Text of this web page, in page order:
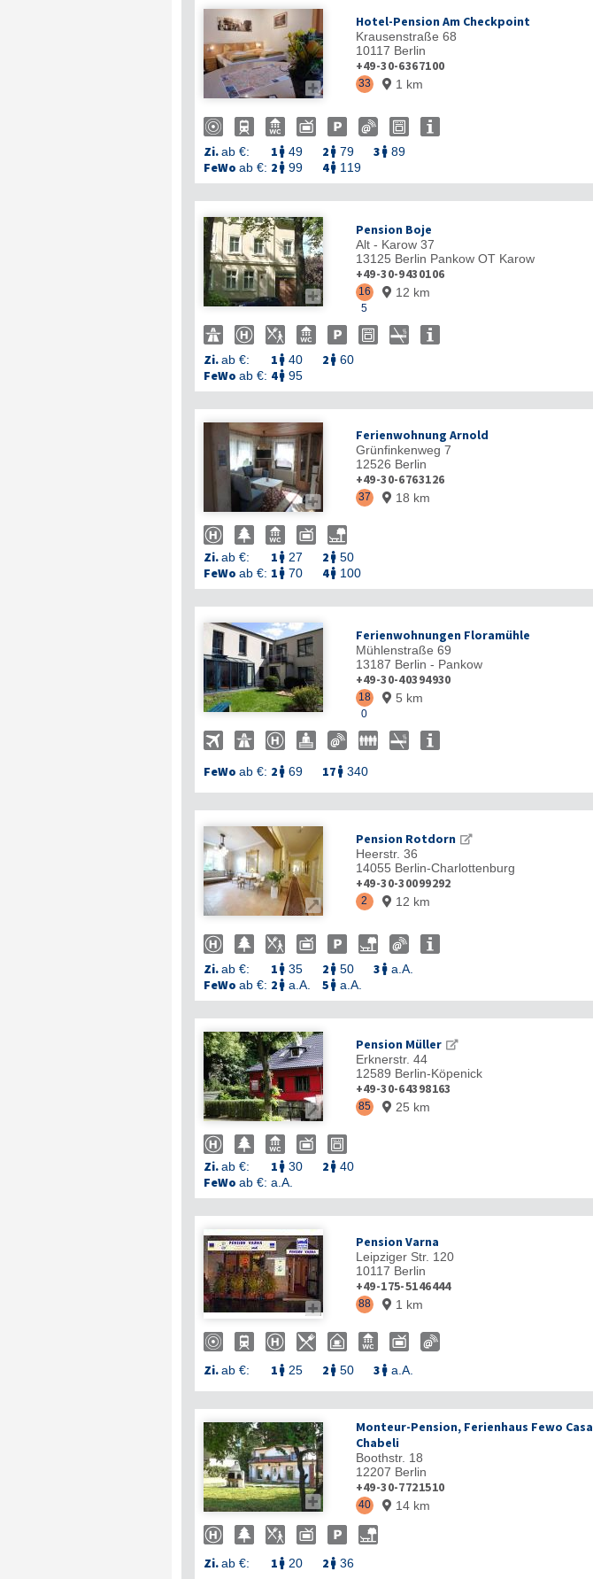

Hotel-Pension Am Checkpoint
Krausenstraße 68
10117 Berlin
+49-30-6367100
33  1 km
Zi.ab €: 1  49 2  79 3  89
FeWo ab €: 2  99 4 119

Pension Boje
Alt - Karow 37
13125 Berlin Pankow OT Karow
+49-30-9430106
16
5
 12 km
Zi.ab €: 1  40 2  60
FeWo ab €: 4 95

Ferienwohnung Arnold
Grünfinkenweg 7
12526 Berlin
+49-30-6763126
37  18 km
Zi.ab €: 1  27 2  50
FeWo ab €: 1  70 4 100
Ferienwohnungen Floramühle
Mühlenstraße 69
13187 Berlin - Pankow
+49-30-40394930
18
0
 5 km
FeWo ab €: 2  69 17  340

Pension Rotdorn
Heerstr. 36
14055 Berlin-Charlottenburg
+49-30-30099292
2  12 km
Zi.ab €: 1  35 2  50 3  a.A.
FeWo ab €: 2  a.A. 5  a.A.

Pension Müller
Erknerstr. 44
12589 Berlin-Köpenick
+49-30-64398163
85  25 km
Zi.ab €: 1  30 2  40
FeWo ab €: a.A.

Pension Varna
Leipziger Str. 120
10117 Berlin
+49-175-5146444
88  1 km
Zi.ab €: 1  25 2  50 3  a.A.

Monteur-Pension, Ferienhaus Fewo Casa
Chabeli
Boothstr. 18
12207 Berlin
+49-30-7721510
40  14 km
Zi.ab €: 1  20 2  36